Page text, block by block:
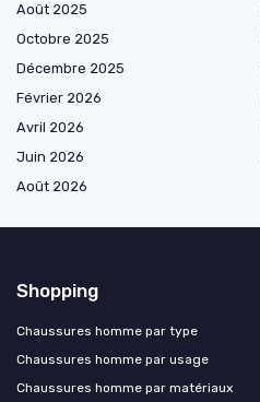
Août 2025
Octobre 2025
Décembre 2025
Février 2026
Avril 2026
Juin 2026
Août 2026
Shopping
Chaussures homme par type
Chaussures homme par usage
Chaussures homme par matériaux